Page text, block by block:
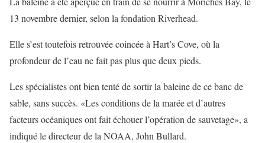
13 novembre dernier, selon la fondation Riverhead.
Elle s’est toutefois retrouvée coincée à Hart’s Cove, où la
profondeur de l’eau ne fait pas plus que deux pieds.
Les spécialistes ont bien tenté de sortir la baleine de ce banc de
sable, sans succès. «Les conditions de la marée et d’autres
facteurs océaniques ont fait échouer l’opération de sauvetage», a
indiqué le directeur de la NOAA, John Bullard.